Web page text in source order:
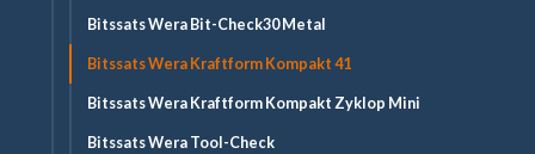
Bitssats Wera Bit-Check30 Metal
Bitssats Wera Kraftform Kompakt 41
Bitssats Wera Kraftform Kompakt Zyklop Mini
Bitssats Wera Tool-Check